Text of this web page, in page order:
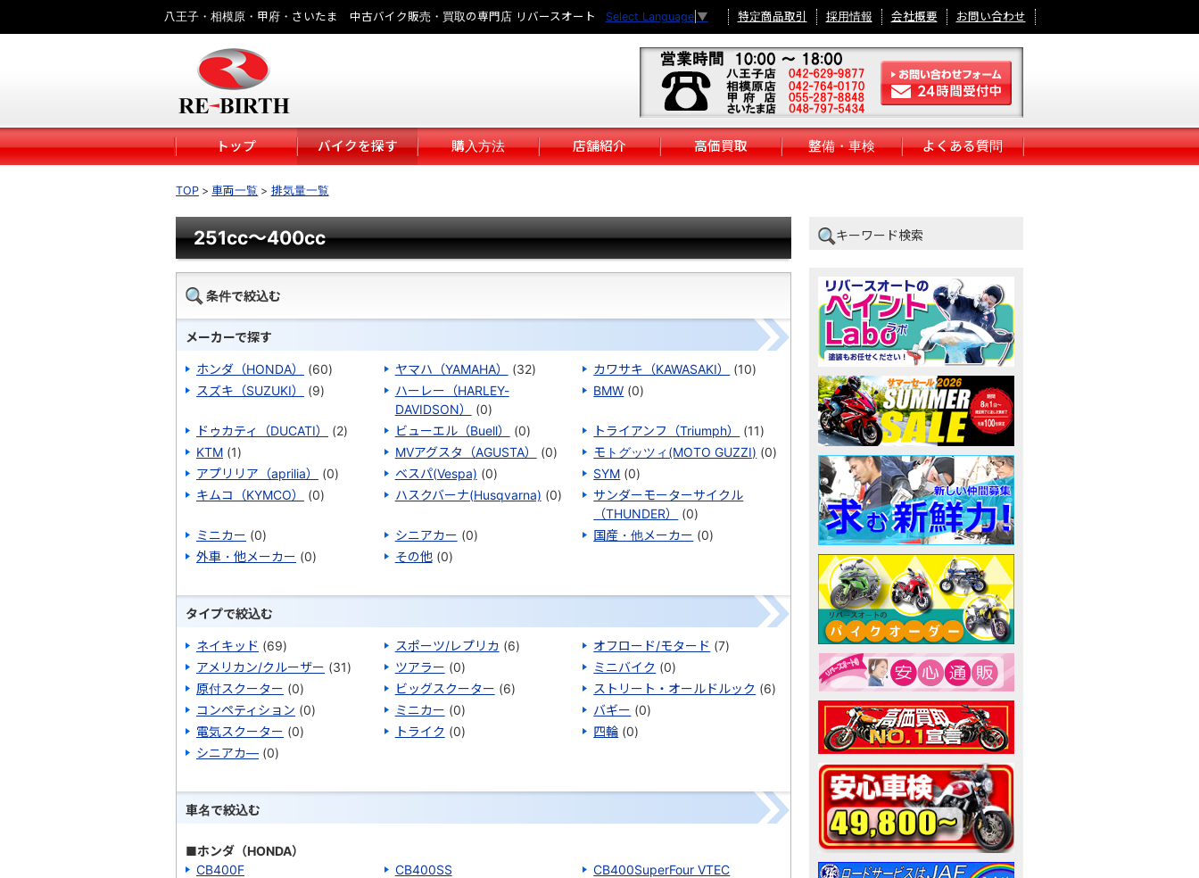
八王子・相模原・甲府・さいたま 中古バイク販売・買取の専門店 リバースオート Select Language ▼ 特定商品取引 採用情報 会社概要 お問い合わせ
トップ バイクを探す 購入方法 店舗紹介 高価買取 整備・車検 よくある質問
TOP 車両一覧 排気量一覧
251cc～400cc
条件で絞込む
メーカーで探す
ホンダ（HONDA） (60) ヤマハ（YAMAHA） (32) カワサキ（KAWASAKI）
(10)
スズキ（SUZUKI）
(9)
ハーレー（HARLEY-
DAVIDSON）
(0)
BMW (0)
ドゥカティ（DUCATI） (2) ビューエル（Buell） (0) トライアンフ（Triumph）
(11)
KTM (1) MVアグスタ（AGUSTA） (0) モトグッツィ(MOTO GUZZI) (0)
アプリリア（aprilia）
(0) ベスパ(Vespa) (0) SYM (0)
キムコ（KYMCO）
(0) ハスクバーナ(Husqvarna) (0)
サンダーモーターサイクル
（THUNDER）
(0)
ミニカー (0) シニアカー (0) 国産・他メーカー (0)
外車・他メーカー (0) その他(0)
タイプで絞込む
ネイキッド (69) スポーツ/レプリカ (6) オフロード/モタード (7)
アメリカン/クルーザー (31) ツアラー (0) ミニバイク (0)
原付スクーター (0) ビッグスクーター (6) ストリート・オールドルック (6)
コンペティション (0) ミニカー (0) バギー (0)
電気スクーター (0) トライク (0) 四輪 (0)
シニアカ― (0)
車名で絞込む
■ホンダ（HONDA）
CB400F
CB400SS
CB400SuperFour VTEC
キーワード検索